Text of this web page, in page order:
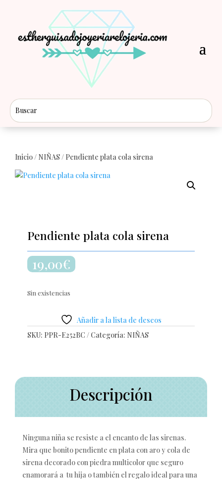
Inicio/ NIÑAS/ Pendiente plata cola sirena
Pendiente plata cola sirena
19,00€
Sin existencias
Añadir a la lista de deseos
SKU: PPR-E252BC Categoría: NIÑAS
Descripción
Ninguna niña se resiste a el encanto de las sirenas.
Mira que bonito pendiente en plata con aro y cola de
sirena decorado con piedra multicolor que seguro
enamorará a tu hija o también el regalo ideal para una